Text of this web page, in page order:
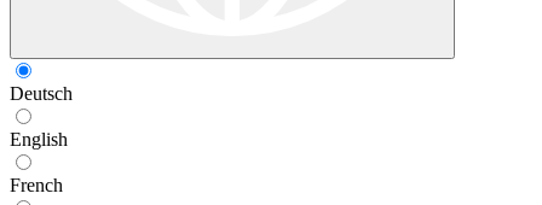
Deutsch
English
French